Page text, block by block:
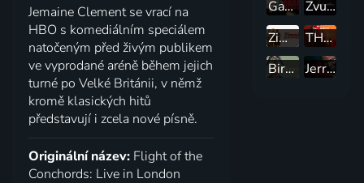
Jemaine Clement se vrací na
HBO s komediálním speciálem
natočeným před živým publikem
ve vyprodané aréně během jejich
turné po Velké Británii, v němž
kromě klasických hitů
představují i zcela nové písně.
Originální název: Flight of the
Conchords: Live in London
Gaga Chromatica Ball
Zvuk metalu
Zimní prázdniny
THE WEEKND: Živě ze SoFi Stadium
Birdman
Jerrod Carmichael: Rothaniel